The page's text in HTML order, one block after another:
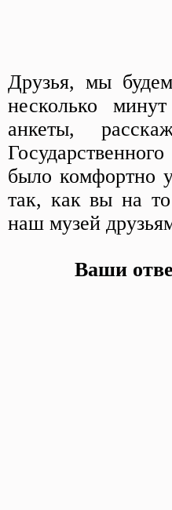
Друзья, мы
несколько
анкеты,
было комфортно
так, как вы на
наш музей
Ваши